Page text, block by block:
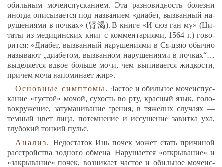
обиль­ным мо­че­ис­пус­ка­ни­ем. Эта раз­но­вид­ность бо­лез­ни
иног­да опи­сы­ва­ет­ся под наз­ва­ни­ем «ди­абет, выз­ван­ный на­
ру­ше­ни­ями в поч­ках» (肾渴). В кни­ге «И сюэ ган му» (Ци­
та­ты из ме­ди­цинс­ких книг с ком­мен­та­ри­ями, 1564 г.) го­во­
рит­ся: «Ди­абет, выз­ван­ный на­ру­ше­ни­ями в Ся-цзяо обыч­но
на­зы­ва­ют „ди­абе­том, выз­ван­ном на­ру­ше­ни­ями в поч­ках“…
вы­де­ля­ет­ся вдвое боль­ше мо­чи, чем вы­пи­ва­ет­ся жид­кос­ти,
при­чем мо­ча на­по­ми­на­ет жир».
Ос­нов­ные симп­то­мы. Час­тое и обиль­ное мо­че­ис­пус­
ка­ние «гус­той» мо­чой, су­хость во рту, крас­ный язык, го­ло­
вок­ру­же­ние, за­ту­ма­ни­ва­ние зре­ния, в тя­же­лых слу­ча­ях —
тем­ный цвет ли­ца, по­тем­не­ние и ис­су­ше­ние за­вит­ка уха,
глу­бо­кий тон­кий пульс.
Ана­лиз. Не­дос­та­ток Инь по­чек мо­жет стать при­чи­ной
расс­трой­ства вод­но­го об­ме­на. На­ру­ша­ет­ся «отк­ры­ва­ние» и
«зак­ры­ва­ние» по­чек, воз­ни­ка­ет час­тое и обиль­ное мо­че­ис­